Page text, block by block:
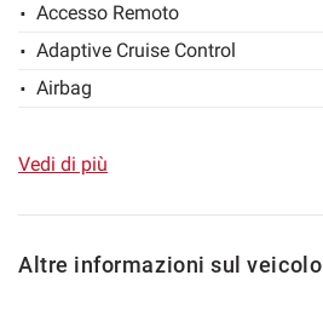
Accesso Remoto
Adaptive Cruise Control
Airbag
Airbag Passeggero
Autoradio
Vedi di più
Altre informazioni sul veicolo